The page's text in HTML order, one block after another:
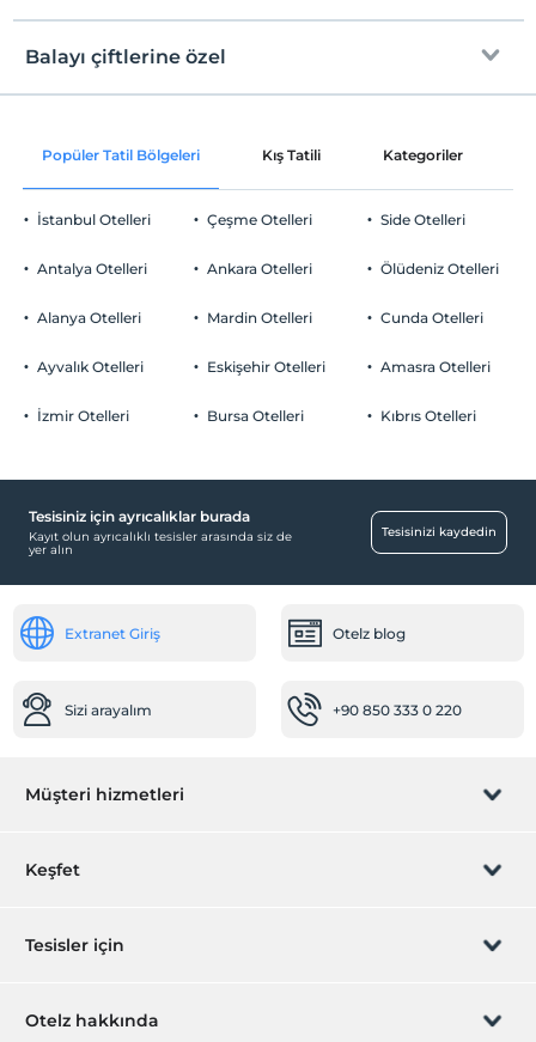
Ücretsiz Wi-fi
Otopark (Tesis disinda)
Açık Yüzme Havuzu
Sağlık
Vitamin Bar
Isıtma
Temizlik Hizmetleri
Çalışma Alanları
Scanner
Check/in
En erken saat 14:00 ve sonrası
Check/out
Evcil Hayvan
Sigara
Çocuklar
Balayı çiftlerine özel
İndirimli transfer hizmeti
Gül yaprakları ile süsleme
Popüler Tatil Bölgeleri Kış Tatili Kategoriler
İstanbul Otelleri
Antalya Otelleri
Alanya Otelleri
Ayvalık Otelleri
İzmir Otelleri
Çeşme Otelleri
Ankara Otelleri
Mardin Otelleri
Eskişehir Otelleri
Bursa Otelleri
Side Otelleri
Ölüdeniz Otelleri
Cunda Otelleri
Amasra Otelleri
Kıbrıs Otelleri
Tesisiniz için ayrıcalıklar burada
Kayıt olun ayrıcalıklı tesisler arasında siz de
yer alın
Tesisinizi kaydedin
Extranet Giriş Otelz blog
Sizi arayalım +90 850 333 0 220
Müşteri hizmetleri
Rezervasyon yönet
Keşfet
Hediye Kart
Tesisler için
Hemen tesisinizi ekleyin
Otelz hakkında